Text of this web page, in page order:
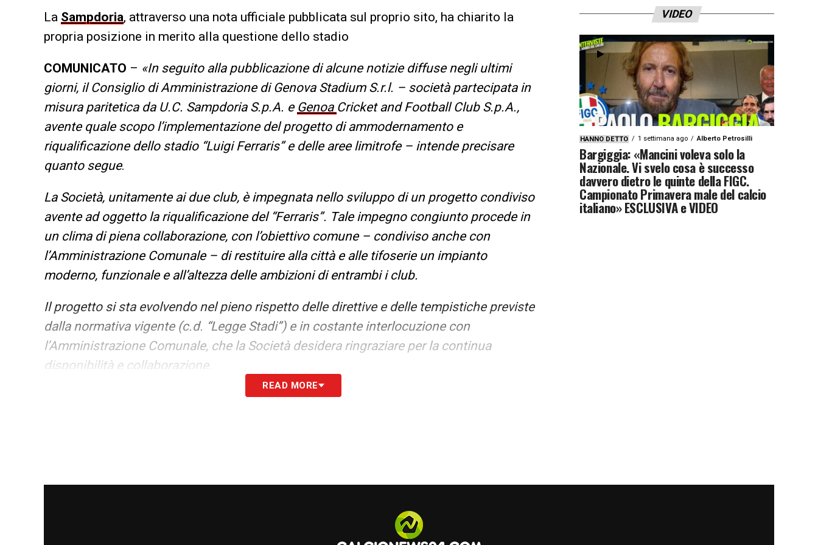
La Sampdoria, attraverso una nota ufficiale pubblicata sul proprio sito, ha chiarito la
propria posizione in merito alla questione dello stadio
COMUNICATO – «In seguito alla pubblicazione di alcune notizie diffuse negli ultimi
giorni, il Consiglio di Amministrazione di Genova Stadium S.r.l. – società partecipata in
misura paritetica da U.C. Sampdoria S.p.A. e Genoa Cricket and Football Club S.p.A.,
avente quale scopo l’implementazione del progetto di ammodernamento e
riqualificazione dello stadio “Luigi Ferraris” e delle aree limitrofe – intende precisare
quanto segue.
La Società, unitamente ai due club, è impegnata nello sviluppo di un progetto condiviso
avente ad oggetto la riqualificazione del “Ferraris”. Tale impegno congiunto procede in
un clima di piena collaborazione, con l’obiettivo comune – condiviso anche con
l’Amministrazione Comunale – di restituire alla città e alle tifoserie un impianto
moderno, funzionale e all’altezza delle ambizioni di entrambi i club.
Il progetto si sta evolvendo nel pieno rispetto delle direttive e delle tempistiche previste
dalla normativa vigente (c.d. “Legge Stadi”) e in costante interlocuzione con
l’Amministrazione Comunale, che la Società desidera ringraziare per la continua
disponibilità e collaborazione.
A conferma dei progressi dell’iniziativa, la Società ha già presentato al Comune di
all’attuazione dell’operazione, con la determinazione di portare a compimento un
progetto di fondamentale importanza per i club e per la città di Genova.
READ MORE
VIDEO
HANNO DETTO 1 settimana ago Alberto Petrosilli
Bargiggia: «Mancini voleva solo la
Nazionale. Vi svelo cosa è successo
davvero dietro le quinte della FIGC.
Campionato Primavera male del calcio
italiano» ESCLUSIVA e VIDEO